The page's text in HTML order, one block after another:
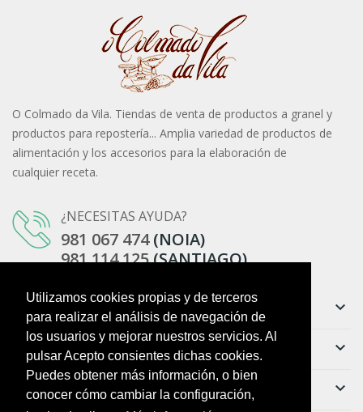
Utilizamos cookies propias y de terceros
para realizar el análisis de navegación de
los usuarios y mejorar nuestros servicios. Al
pulsar Acepto consientes dichas cookies.
Puedes obtener más información, o bien
conocer cómo cambiar la configuración,
O Colmado da Vila. Tiendas de venta de productos a granel y
productos para repostería... Amplia variedad de productos de
alimentación y los accesorios para la elaboración de
cualquier receta.
¿NECESITAS AYUDA?
981 067 474(NOIA)
981 114 125(SANTIAGO)
Información keyboard_arrow_down
Ayuda keyboard_arrow_down
Boletín keyboard_arrow_down